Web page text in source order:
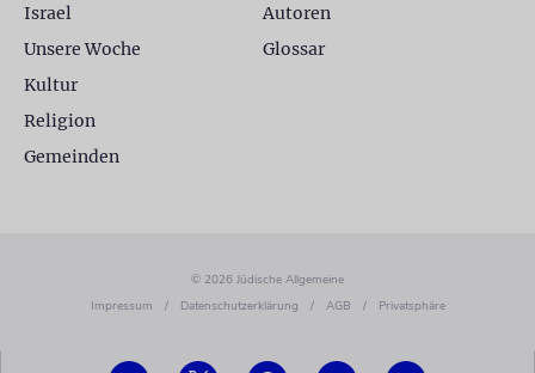
Israel
Unsere Woche
Kultur
Religion
Gemeinden
Autoren
Glossar
© 2026 Jüdische Allgemeine
Impressum
/ Datenschutzerklärung / AGB / Privatsphäre